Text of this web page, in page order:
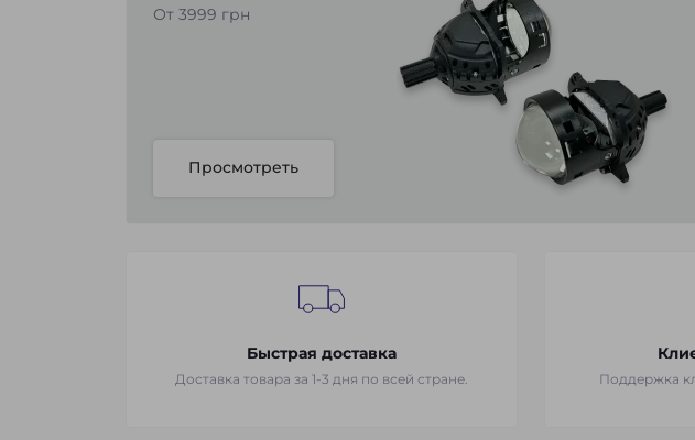
От 3999 грн
Просмотреть
Быстрая доставка
Доставка товара за 1-3 дня по всей стране.
Поддержка